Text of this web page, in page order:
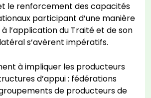
le renforcement des capacités
participant d’une manière
à l’application du Traité et de son
s’avèrent impératifs.
à impliquer les producteurs
d’appui : fédérations
de producteurs de